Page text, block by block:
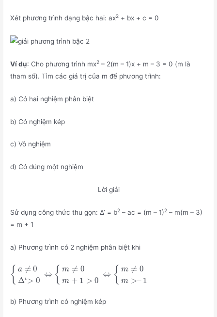
Xét phương trình dạng bậc hai: ax2 + bx + c = 0
Ví dụ: Cho phương trình mx2 – 2(m – 1)x + m – 3 = 0 (m là
tham số). Tìm các giá trị của m để phương trình:
a) Có hai nghiệm phân biệt
b) Có nghiệm kép
c) Vô nghiệm
d) Có đúng một nghiệm
Lời giải
Sử dụng công thức thu gọn: Δ’ = b2 – ac = (m – 1)2 – m(m – 3)
= m + 1
a) Phương trình có 2 nghiệm phân biệt khi
{ a ≠ 0
Δ‘> 0
⇔ { m ≠ 0
m + 1 > 0
⇔ { m ≠ 0
m >– 1
b) Phương trình có nghiệm kép